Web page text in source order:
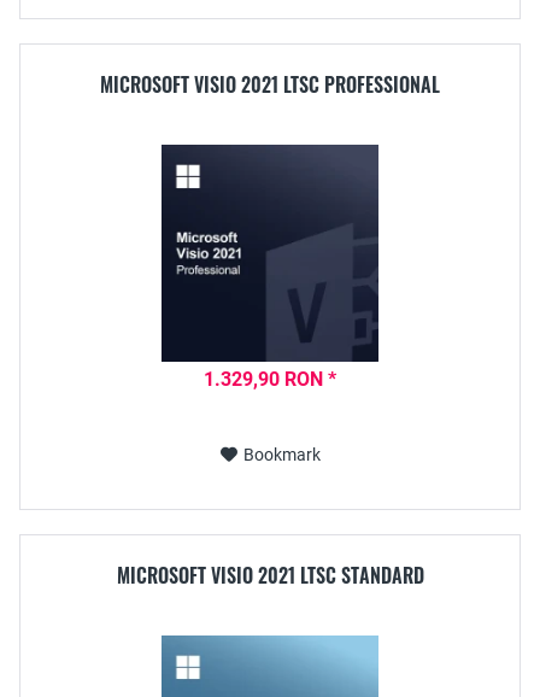
MICROSOFT VISIO 2021 LTSC PROFESSIONAL
1.329,90 RON *
Bookmark
MICROSOFT VISIO 2021 LTSC STANDARD